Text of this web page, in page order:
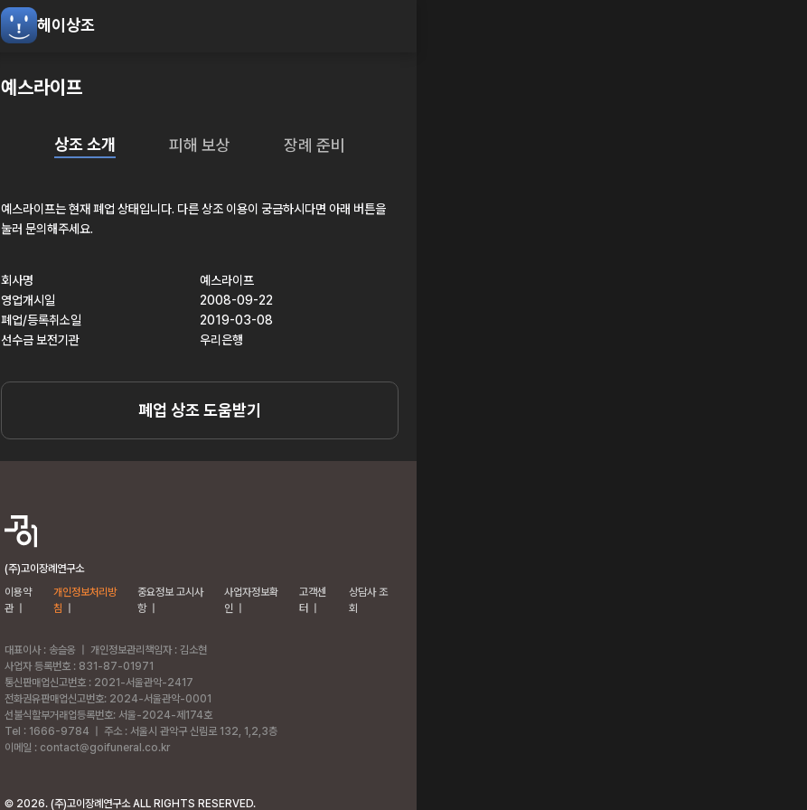
헤이상조
예스라이프
상조 소개 피해 보상 장례 준비
예스라이프는 현재 폐업 상태입니다. 다른 상조 이용이 궁금하시다면 아래 버튼을
눌러 문의해주세요.
회사명
예스라이프
영업개시일
2008-09-22
폐업/등록취소일
2019-03-08
선수금 보전기관
우리은행
폐업 상조 도움받기
(주)고이장례연구소
이용약
관
개인정보처리방
침
중요정보 고시사
항
사업자정보확
인
고객센
터
상담사 조
회
대표이사 : 송슬옹
개인정보관리책임자 : 김소현
사업자 등록번호 : 831-87-01971
통신판매업신고번호 : 2021-서울관악-2417
전화권유판매업신고번호: 2024-서울관악-0001
선불식할부거래업등록번호: 서울-2024-제174호
Tel : 1666-9784
주소 : 서울시 관악구 신림로 132, 1,2,3층
이메일 : contact@goifuneral.co.kr
© 2026. (주)고이장례연구소 ALL RIGHTS RESERVED.